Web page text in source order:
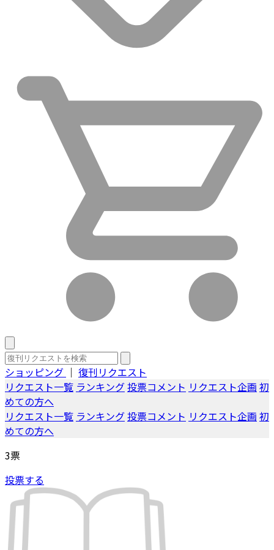
ショッピング ｜ 復刊リクエスト
リクエスト一覧 ランキング投票コメント リクエスト企画 初
めての方へ
リクエスト一覧 ランキング投票コメント リクエスト企画 初
めての方へ
3票
投票する